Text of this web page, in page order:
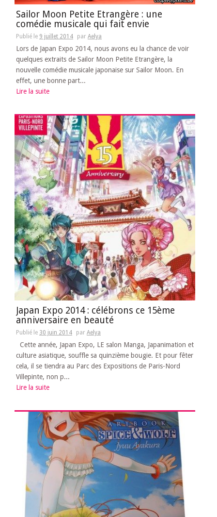
Sailor Moon Petite Etrangère : une
comédie musicale qui fait envie
Publié le 9 juillet 2014 par Aelya
Lors de Japan Expo 2014, nous avons eu la chance de voir
quelques extraits de Sailor Moon Petite Etrangère, la
nouvelle comédie musicale japonaise sur Sailor Moon. En
effet, une bonne part...
Lire la suite
Japan Expo 2014 : célébrons ce 15ème
anniversaire en beauté
Publié le 30 juin 2014 par Aelya
Cette année, Japan Expo, LE salon Manga, Japanimation et
culture asiatique, souffle sa quinzième bougie. Et pour fêter
cela, il se tiendra au Parc des Expositions de Paris-Nord
Villepinte, non p...
Lire la suite